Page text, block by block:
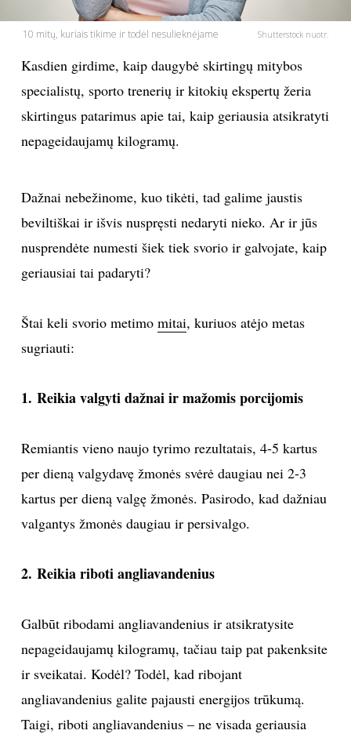
ASTROLOGIJA
KULTŪRA
MUZIKA
SPORTAS
ORAI
ĮDOMYBĖS
INTERJERAS
NAMAI
10 mitų, kuriais tikime ir todėl nesulieknėjame Shutterstock nuotr.
Kasdien girdime, kaip daugybė skirtingų mitybos
specialistų, sporto trenerių ir kitokių ekspertų žeria
skirtingus patarimus apie tai, kaip geriausia atsikratyti
nepageidaujamų kilogramų.
Dažnai nebežinome, kuo tikėti, tad galime jaustis
beviltiškai ir išvis nuspręsti nedaryti nieko. Ar ir jūs
nusprendėte numesti šiek tiek svorio ir galvojate, kaip
geriausiai tai padaryti?
Štai keli svorio metimo mitai, kuriuos atėjo metas
sugriauti:
1. Reikia valgyti dažnai ir mažomis porcijomis
Remiantis vieno naujo tyrimo rezultatais, 4-5 kartus
per dieną valgydavę žmonės svėrė daugiau nei 2-3
kartus per dieną valgę žmonės. Pasirodo, kad dažniau
valgantys žmonės daugiau ir persivalgo.
2. Reikia riboti angliavandenius
Galbūt ribodami angliavandenius ir atsikratysite
nepageidaujamų kilogramų, tačiau taip pat pakenksite
ir sveikatai. Kodėl? Todėl, kad ribojant
angliavandenius galite pajausti energijos trūkumą.
Taigi, riboti angliavandenius – ne visada geriausia